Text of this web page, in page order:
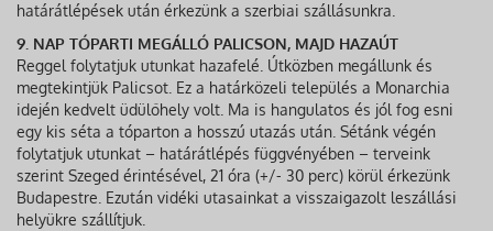
határátlépések után érkezünk a szerbiai szállásunkra.
9. NAP TÓPARTI MEGÁLLÓ PALICSON, MAJD HAZAÚT
Reggel folytatjuk utunkat hazafelé. Útközben megállunk és
megtekintjük Palicsot. Ez a határközeli település a Monarchia
idején kedvelt üdülőhely volt. Ma is hangulatos és jól fog esni
egy kis séta a tóparton a hosszú utazás után. Sétánk végén
folytatjuk utunkat – határátlépés függvényében – terveink
szerint Szeged érintésével, 21 óra (+/- 30 perc) körül érkezünk
Budapestre. Ezután vidéki utasainkat a visszaigazolt leszállási
helyükre szállítjuk.